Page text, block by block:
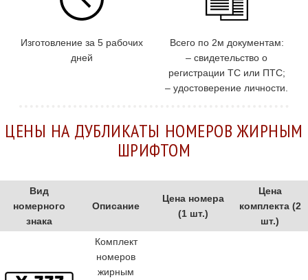
Изготовление за 5 рабочих
дней
Всего по 2м документам:
– свидетельство о
регистрации ТС или ПТС;
– удостоверение личности.
ЦЕНЫ НА ДУБЛИКАТЫ НОМЕРОВ ЖИРНЫМ
ШРИФТОМ
Вид
номерного
знака
Описание
Цена номера
(1 шт.)
Цена
комплекта (2
шт.)
Комплект
номеров
жирным